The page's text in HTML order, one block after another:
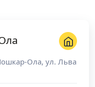
Ола, ул. Льва